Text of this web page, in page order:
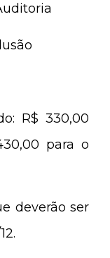
R$ 330,00
para o
deverão ser